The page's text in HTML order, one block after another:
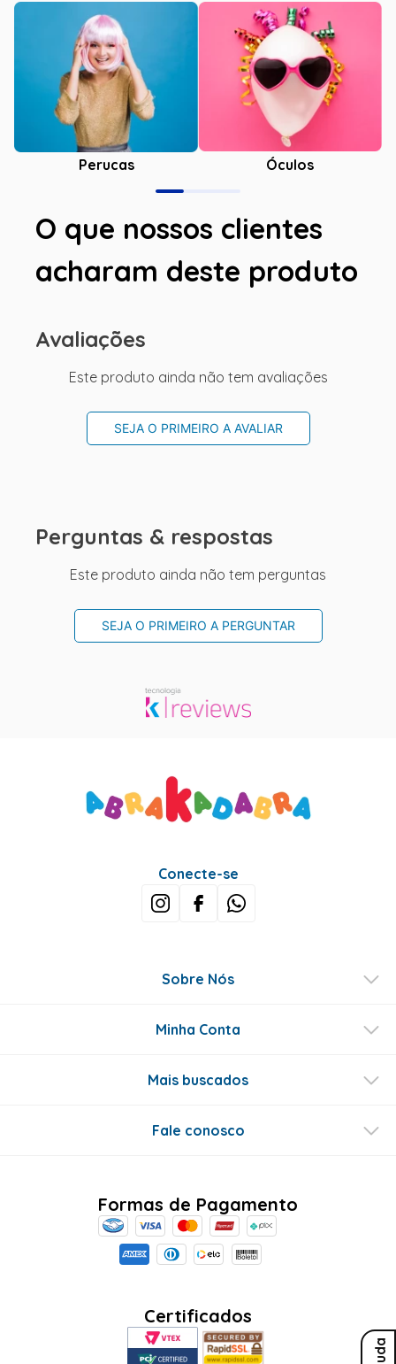
Perucas Óculos
O que nossos clientes
acharam deste produto
Avaliações
Este produto ainda não tem avaliações
SEJA O PRIMEIRO A AVALIAR
Perguntas & respostas
Este produto ainda não tem perguntas
SEJA O PRIMEIRO A PERGUNTAR
Ajuda
Conecte-se
Sobre Nós
Minha Conta
Mais buscados
Fale conosco
Formas de Pagamento
Certificados